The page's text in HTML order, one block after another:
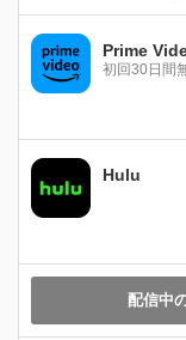
Prime
初回30日間
Hulu
配信中